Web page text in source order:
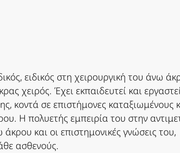
ειδικός στη χειρουργική του άνω
χειρός. Έχει εκπαιδευτεί και
κοντά σε επιστήμονες καταξιωμένους
Η πολυετής εμπειρία του στην
και οι επιστημονικές γνώσεις του,
ασθενούς.